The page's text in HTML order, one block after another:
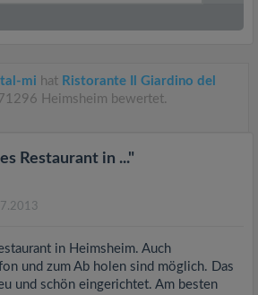
mi hat Ristorante Il Giardino del
Heimsheim bewertet.
Restaurant in ..."
in Heimsheim. Auch
und zum Ab holen sind möglich. Das
und schön eingerichtet. Am besten